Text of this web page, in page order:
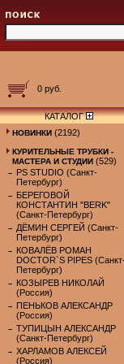
0 руб.
КАТАЛОГ
НОВИНКИ (2192)
КУРИТЕЛЬНЫЕ ТРУБКИ -
МАСТЕРА И СТУДИИ (529)
PS STUDIO (Санкт-
Петербург)
БЕРЕГОВОЙ
КОНСТАНТИН "BERK"
(Санкт-Петербург)
ДЁМИН СЕРГЕЙ (Санкт-
Петербург)
КОВАЛЁВ РОМАН
DOCTOR`S PIPES
Петербург)
КОЗЫРЕВ НИКОЛАЙ
(Россия)
ПЕНЬКОВ АЛЕКСАНДР
(Россия)
ТУПИЦЫН АЛЕКСАНДР
(Санкт-Петербург)
ХАРЛАМОВ АЛЕКСЕЙ
(Россия)